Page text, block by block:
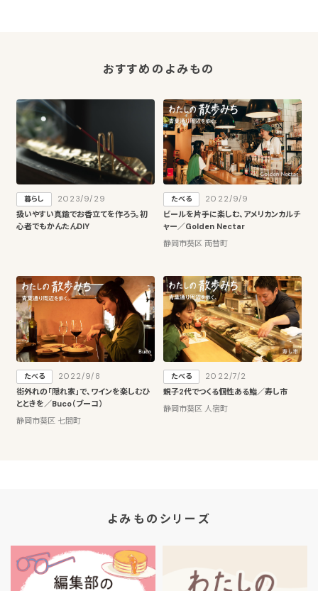
おすすめのよみもの
暮らし
2023/9/29
扱いやすい真鍮でお香立てを作ろう。初
心者でもかんたんDIY
たべる
2022/9/9
ビールを片手に楽しむ、アメリカンカルチ
ャー／Golden Nectar
静岡市葵区 両替町
たべる
2022/9/8
街外れの「隠れ家」で、ワインを楽しむひ
とときを／Buco（ブーコ）
静岡市葵区 七間町
たべる
2022/7/2
親子2代でつくる個性ある鮨／寿し市
静岡市葵区 人宿町
よみものシリーズ